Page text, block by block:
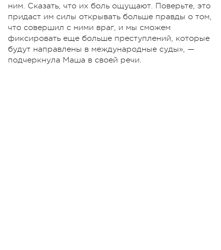
ним. Сказать, что их боль ощущают. Поверьте, это
придаст им силы открывать больше правды о том,
что совершил с ними враг, и мы сможем
фиксировать еще больше преступлений, которые
будут направлены в международные суды», —
подчеркнула Маша в своей речи.